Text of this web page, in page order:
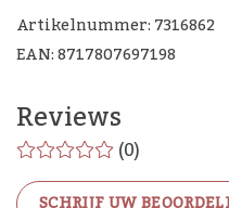
Artikelnummer: 7316862
EAN: 8717807697198
Reviews
(0)